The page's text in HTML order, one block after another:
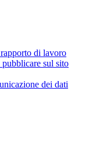
di lavoro
sul sito
dei dati